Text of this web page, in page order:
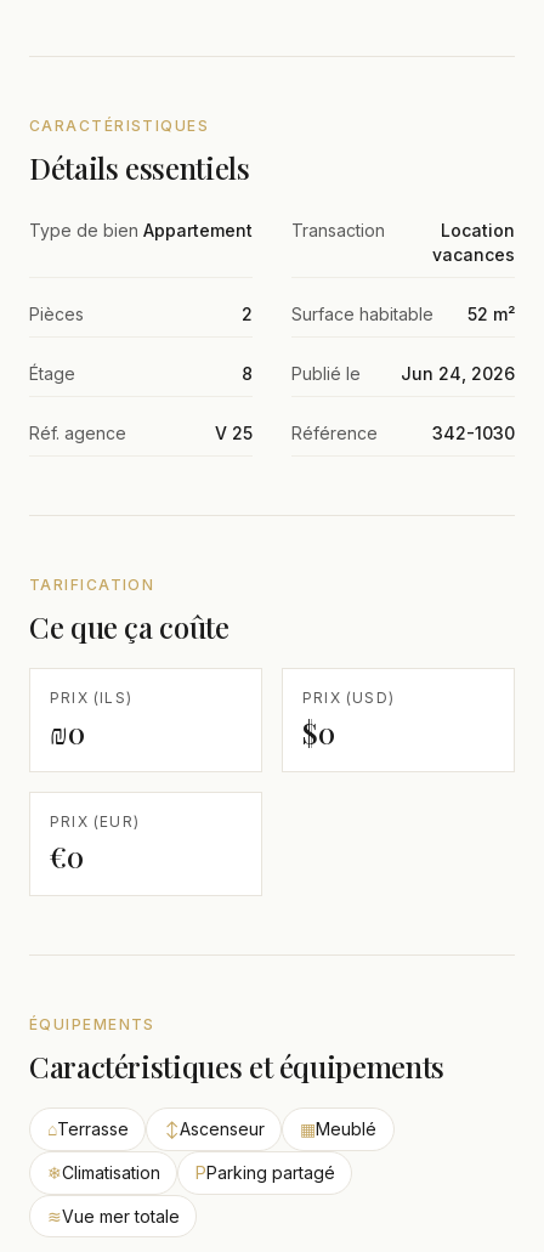
CARACTÉRISTIQUES
Détails essentiels
Type de bien Appartement Transaction
Location
vacances
Pièces 2 Surface habitable 52 m²
Étage 8 Publié le Jun 24, 2026
Réf. agence V 25 Référence 342-1030
TARIFICATION
Ce que ça coûte
PRIX (ILS)
₪0
PRIX (USD)
$0
PRIX (EUR)
€0
ÉQUIPEMENTS
Caractéristiques et équipements
⌂Terrasse ↕Ascenseur ▦Meublé
❄Climatisation PParking partagé
≋Vue mer totale